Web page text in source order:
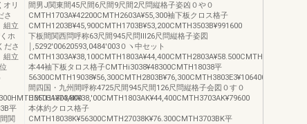
リ
さ
組立
ホ
ださ
組立
平
関
間男J関東間45尺間6尺間9尺間2尺問縦格子姿凶０や０
CMTH1703A¥42200CMTH2603A¥55,300袖下板クロス格子
CMTH1203B¥45,900CMTH1703B¥53,200CMTH3503B¥991600
下板間関西問呼称63尺間945尺問Ⅲ26尺問縦格子姿図
￨,5292′00620593,0484′003０ヽ中セット
CMTH1303A¥38,100CMTH1803A¥44,400CMTH2803A¥58.500CMTH3803A¥79,600
本44袖下板タロス格子CMTHi3038¥48300CMTH18038平
56300CMTH19038¥56,300CMTH2803B¥76,300CMTH3803E3¥106400
間四国・九州間呼称4725尺間945尺間126尺問縦格子会図０す０
CMTH1303AK¥38,'00CMTH1803AK¥44,400CMTH3703AK¥79600
本体約クロス格子
CMTH18038K¥56300CMTH27038K¥76.300CMTH3703BK平